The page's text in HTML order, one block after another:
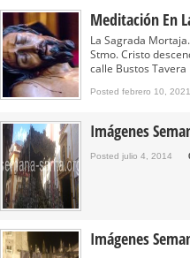
Gitanos: Besamanos del
Besamanos del Señor
Solemne y devoto
Meditación En
La Sagrada
Stmo. Cristo
calle Bustos Tavera
Posted febrero 10, 2021
Imágenes
Posted julio 4, 2014
Imágenes